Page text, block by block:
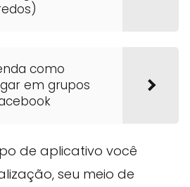
como
em grupos
de aplicativo você
seu meio de